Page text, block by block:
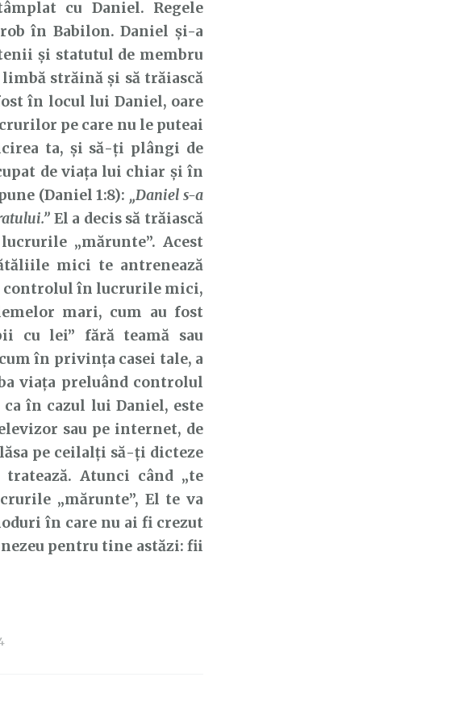
cu Daniel. Regele
în Babilon. Daniel și-a
și statutul de membru
străină și să trăiască
în locul lui Daniel, oare
pe care nu le puteai
ta, și să-ți plângi de
de viața lui chiar și în
(Daniel 1:8): „Daniel s-a
El a decis să trăiască
„mărunte”. Acest
mici te antrenează
controlul în lucrurile mici,
mari, cum au fost
cu lei” fără teamă sau
în privința casei tale, a
viața preluând controlul
în cazul lui Daniel, este
sau pe internet, de
pe ceilalți să-ți dicteze
Atunci când „te
„mărunte”, El te va
în care nu ai fi crezut
pentru tine astăzi: fii